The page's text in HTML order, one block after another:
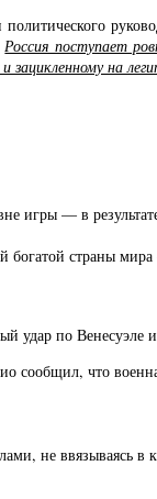
Россия поступает
на
игры — в
страны
по Венесуэле
что
не ввязываясь в